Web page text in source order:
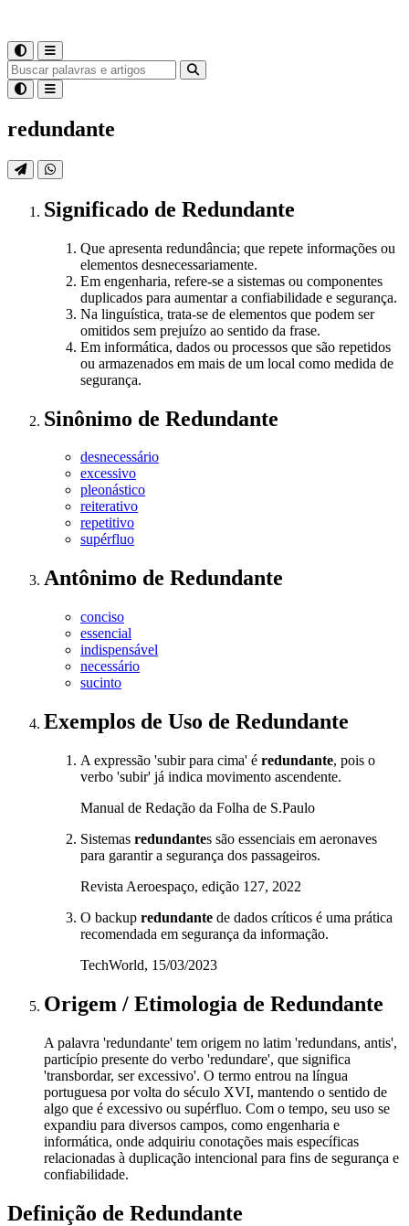
redundante
Significado de Redundante
Que apresenta redundância; que repete informações ou
elementos desnecessariamente.
Em engenharia, refere-se a sistemas ou componentes
duplicados para aumentar a confiabilidade e segurança.
Na linguística, trata-se de elementos que podem ser
omitidos sem prejuízo ao sentido da frase.
Em informática, dados ou processos que são repetidos
ou armazenados em mais de um local como medida de
segurança.
Sinônimo de Redundante
desnecessário
excessivo
pleonástico
reiterativo
repetitivo
supérfluo
Antônimo de Redundante
conciso
essencial
indispensável
necessário
sucinto
Exemplos de Uso de Redundante
A expressão 'subir para cima' é redundante, pois o
verbo 'subir' já indica movimento ascendente.
Manual de Redação da Folha de S.Paulo
Sistemas redundantes são essenciais em aeronaves
para garantir a segurança dos passageiros.
Revista Aeroespaço, edição 127, 2022
O backup redundante de dados críticos é uma prática
recomendada em segurança da informação.
TechWorld, 15/03/2023
Origem / Etimologia de Redundante
A palavra 'redundante' tem origem no latim 'redundans, antis',
particípio presente do verbo 'redundare', que significa
'transbordar, ser excessivo'. O termo entrou na língua
portuguesa por volta do século XVI, mantendo o sentido de
algo que é excessivo ou supérfluo. Com o tempo, seu uso se
expandiu para diversos campos, como engenharia e
informática, onde adquiriu conotações mais específicas
relacionadas à duplicação intencional para fins de segurança e
confiabilidade.
Definição de Redundante